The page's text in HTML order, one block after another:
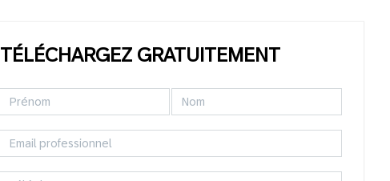
TÉLÉCHARGEZ GRATUITEMENT